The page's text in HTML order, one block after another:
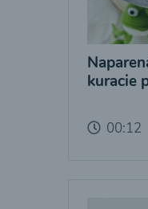
kuracie
00:12